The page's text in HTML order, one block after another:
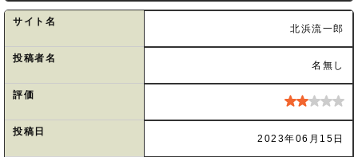
サイト名
北浜流一郎
投稿者名
名無し
評価
投稿日
2023年06月15日